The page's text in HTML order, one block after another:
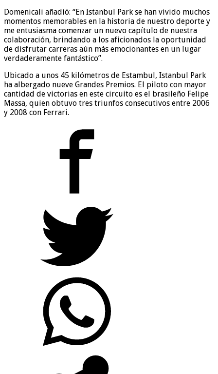
Domenicali añadió: “En Istanbul Park se han vivido muchos
momentos memorables en la historia de nuestro deporte y
me entusiasma comenzar un nuevo capítulo de nuestra
colaboración, brindando a los aficionados la oportunidad
de disfrutar carreras aún más emocionantes en un lugar
verdaderamente fantástico”.
Ubicado a unos 45 kilómetros de Estambul, Istanbul Park
ha albergado nueve Grandes Premios. El piloto con mayor
cantidad de victorias en este circuito es el brasileño Felipe
Massa, quien obtuvo tres triunfos consecutivos entre 2006
y 2008 con Ferrari.